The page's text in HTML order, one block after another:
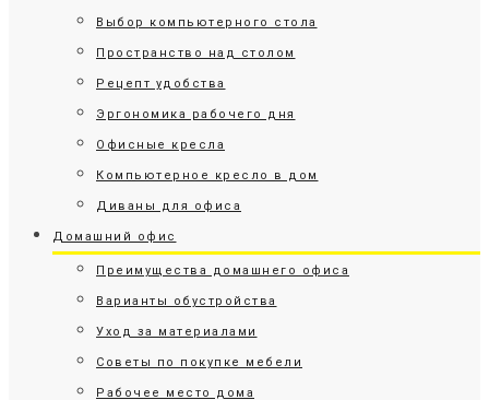
Выбор компьютерного стола
Пространство над столом
Рецепт удобства
Эргономика рабочего дня
Офисные кресла
Компьютерное кресло в дом
Диваны для офиса
Домашний офис
Преимущества домашнего офиса
Варианты обустройства
Уход за материалами
Советы по покупке мебели
Рабочее место дома